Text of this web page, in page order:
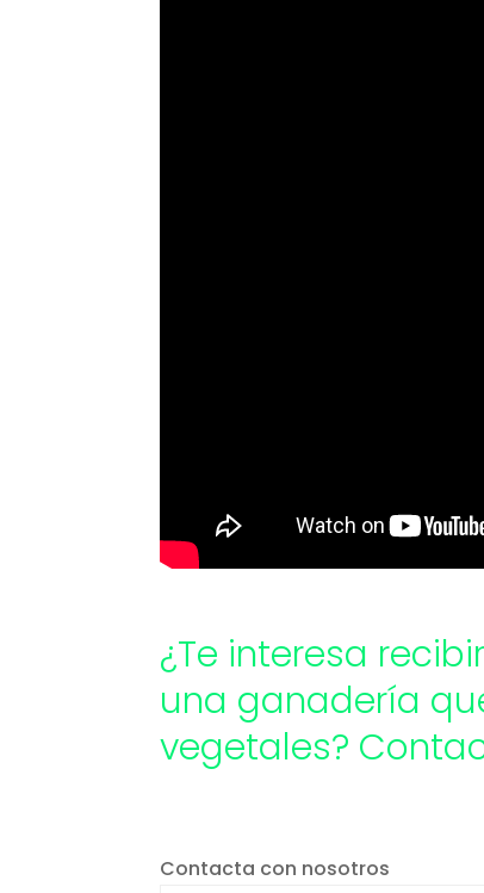
¿Te interesa
una ganadería
vegetales?
Contacta con nosotros